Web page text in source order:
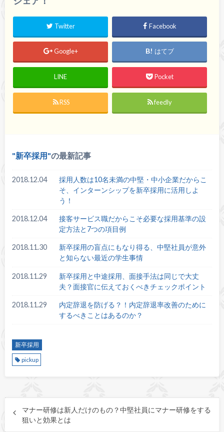
Twitter Facebook
Google+ はてブ
LINE Pocket
RSS feedly
新卒採用 の最新記事
2018.12.04
採用人数は10名未満の中堅・中小企業だからこ
そ、インターンシップを新卒採用に活用しよ
う！
2018.12.04
接客サービス職だからこそ必要な採用基準の設
定方法と7つの項目例
2018.11.30
新卒採用の盲点にもなり得る、中堅社員が意外
と知らない最近の学生事情
2018.11.29
新卒採用と中途採用、面接手法は同じで大丈
夫？面接官に伝えておくべきチェックポイント
2018.11.29
内定辞退を防げる？！内定辞退率改善のために
するべきことはあるのか？
新卒採用
pickup
マナー研修は新人だけのもの？中堅社員にマナー研修をする
狙いと効果とは